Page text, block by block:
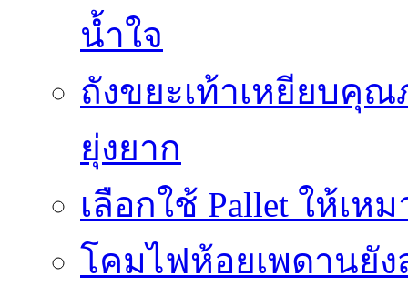
น้ำใจ
ถังขยะเท้าเหยียบคุ
ยุ่งยาก
เลือกใช้ Pallet ให้เ
โคมไฟห้อยเพดานยั